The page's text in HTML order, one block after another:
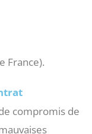
France).
compromis de